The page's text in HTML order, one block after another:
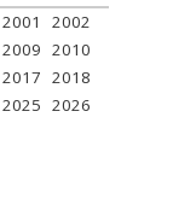
2001
2002
2009 2010
2017 2018
2025 2026